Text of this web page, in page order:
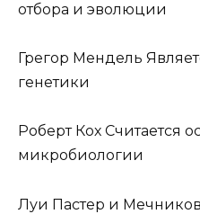
отбора и эволюции
Грегор Мендель
генетики
Роберт Кох Считается
микробиологии
Луи Пастер и